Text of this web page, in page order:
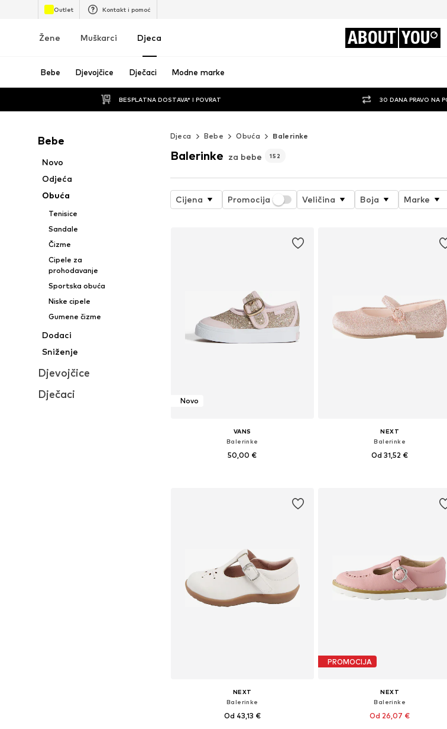
Outlet Kontakt i pomoć
Žene Muškarci Djeca ABOUT YOU
Bebe Djevojčice Dječaci Modne marke
BESPLATNA DOSTAVA* I POVRAT 30 DANA PRAVO NA
Bebe
Novo
Odjeća
Obuća
Tenisice
Sandale
Čizme
Cipele za
prohodavanje
Sportska obuća
Niske cipele
Gumene čizme
Dodaci
Sniženje
Djevojčice
Dječaci
Djeca Bebe Obuća Balerinke
Balerinke za bebe 152
Cijena Promocija Veličina Boja Marke
Novo
VANS
Balerinke
50,00 €
NEXT
Balerinke
Od 31,52 €
NEXT
Balerinke
Od 43,13 €
PROMOCIJA
NEXT
Balerinke
Od 26,07 €